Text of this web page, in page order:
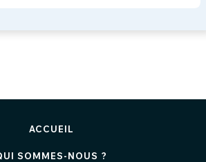
ACCUEIL
SOMMES-NOUS ?